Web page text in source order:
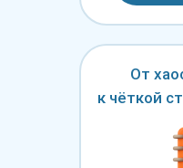
От
к чёткой